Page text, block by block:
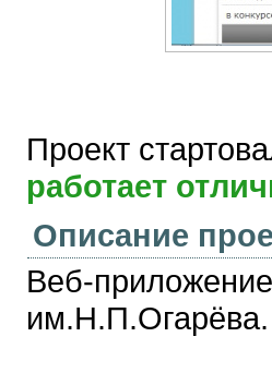
Проект
работает
Описание
Веб-
им.Н.П.Огарёва.